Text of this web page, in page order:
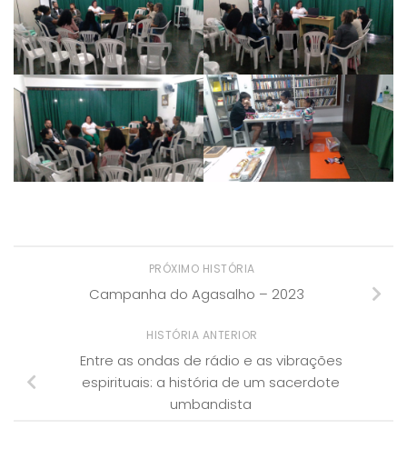
PRÓXIMO HISTÓRIA
Campanha do Agasalho – 2023
HISTÓRIA ANTERIOR
Entre as ondas de rádio e as vibrações
espirituais: a história de um sacerdote
umbandista